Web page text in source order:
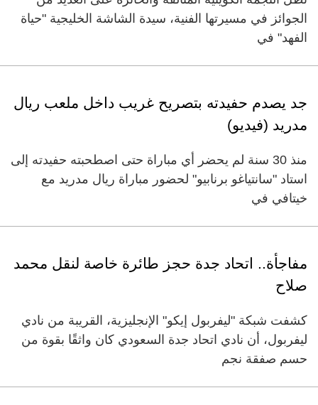
الجوائز في مسيرتها الفنية، سيدة الشاشة الخليجية "حياة
الفهد" في
جد يصدم حفيدته بتصريح غريب داخل ملعب ريال
مدريد (فيديو)
منذ 30 سنة لم يحضر أي مباراة حتى اصطحبته حفيدته إلى
استاد "سانتياغو برنابيو" لحضور مباراة ريال مدريد مع
خيتافي في
مفاجأة.. اتحاد جدة حجز طائرة خاصة لنقل محمد
صلاح
كشفت شبكة "ليفربول إيكو" الإنجليزية، القريبة من نادي
ليفربول، أن نادي اتحاد جدة السعودي كان واثقًا بقوة من
حسم صفقة نجم